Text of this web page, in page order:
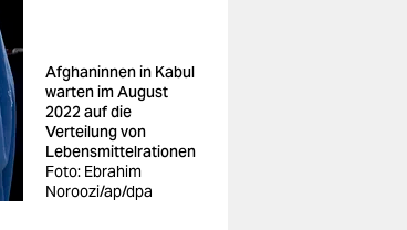
Afghaninnen in Kabul
warten im August
2022 auf die
Verteilung von
Lebensmittelrationen
Foto: Ebrahim
Noroozi/ap/dpa